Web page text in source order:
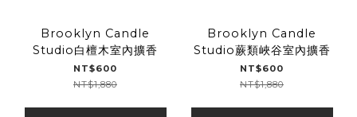
Brooklyn Candle
Studio白檀木室內擴香
NT$600
NT$1,880
Brooklyn Candle
Studio蕨類峽谷室內擴香
NT$600
NT$1,880